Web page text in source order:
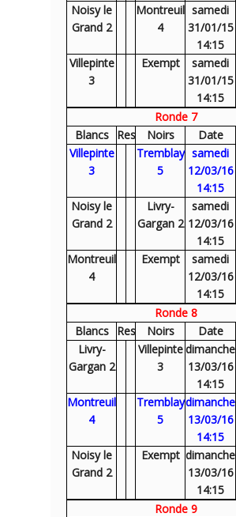
Noisy le
Grand 2
Montreuil
4
samedi
31/01/15
14:15
Villepinte
3
Exempt
samedi
31/01/15
14:15
Ronde 7
Blancs
Res Noirs Date
Villepinte
3
Tremblay
5
samedi
12/03/16
14:15
Noisy le
Grand 2
Livry-
Gargan 2
samedi
12/03/16
14:15
Montreuil
4
Exempt
samedi
12/03/16
14:15
Ronde 8
Blancs
Res Noirs Date
Livry-
Gargan 2
Villepinte
3
dimanche
13/03/16
14:15
Montreuil
4
Tremblay
5
dimanche
13/03/16
14:15
Noisy le
Grand 2
Exempt dimanche
13/03/16
14:15
Ronde 9